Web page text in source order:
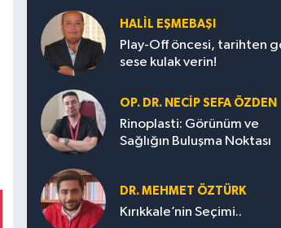
HALIL EŞMEBAŞI
Play-Off öncesi, tarihten
sese kulak verin!
OP. DR. NECIP SEFA ÖZDEN
Rinoplasti: Görünüm ve
Sağlığın Buluşma Noktası
DR. MEHMET ÖZTÜRK
Kırıkkale’nin Seçimi..